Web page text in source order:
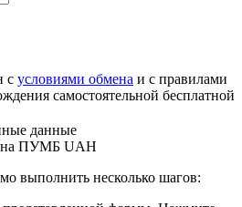
с условиями обмена и с правилами
самостоятельной бесплатной
данные
на ПУМБ UAH
выполнить несколько шагов: